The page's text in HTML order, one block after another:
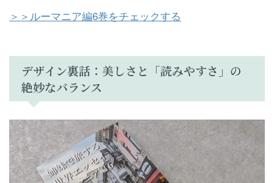
＞＞ルーマニア編6巻をチェックする
デザイン裏話：美しさと「読みやすさ」の
絶妙なバランス